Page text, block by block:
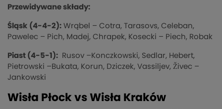
Przewidywane składy:
Śląsk (4-4-2): Wrąbel – Cotra, Tarasovs, Celeban,
Pawelec – Pich, Madej, Chrapek, Kosecki – Piech, Robak
Piast (4-5-1): Rusov –Konczkowski, Sedlar, Hebert,
Pietrowski –Bukata, Korun, Dziczek, Vassiljev, Živec –
Jankowski
Wisła Płock vs Wisła Kraków